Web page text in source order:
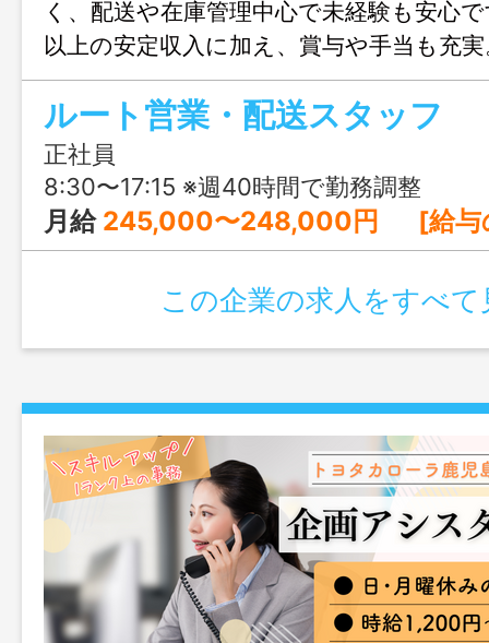
く、配送や在庫管理中心で未経験も安心
以上の安定収入に加え、賞与や手当も充
店での販売員（接客・試食案内）も募集
別な舞台で、鹿児島の味を広めるやりが
環境です。
ルート営業・配送スタッフ
正社員
8:30〜17:15 ※週40時間で勤務調整
月給 245,000〜248,000円 [給与の内訳] 基本給：182,000～185,000円 営業手当：30,000円
この企業の求人をすべて